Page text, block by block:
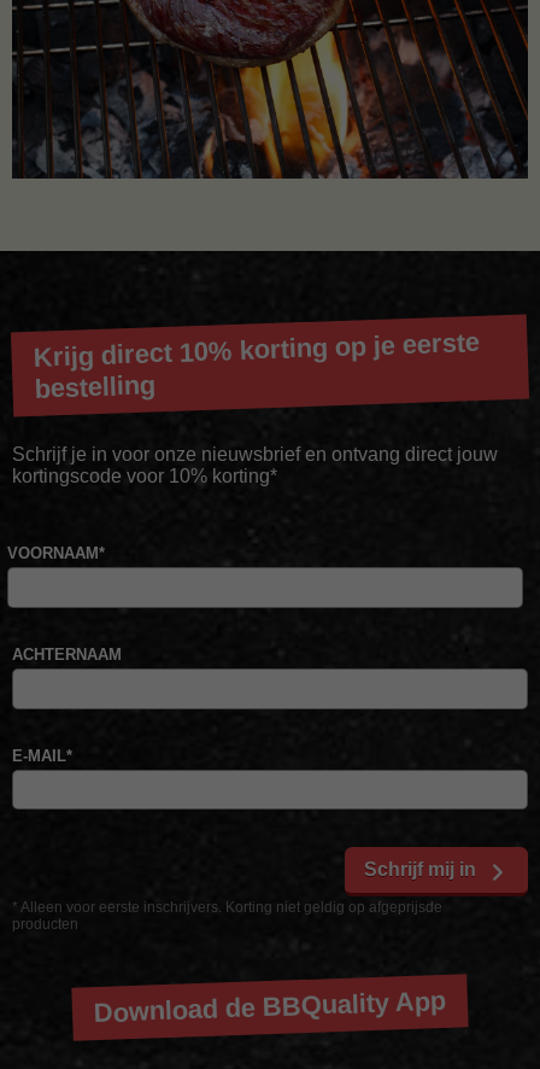
Krijg direct 10% korting op je eerste
bestelling
Schrijf je in voor onze nieuwsbrief en ontvang direct jouw
kortingscode voor 10% korting*
* Alleen voor eerste inschrijvers. Korting niet geldig op afgeprijsde
producten
VOORNAAM*
ACHTERNAAM
E-MAIL*
Schrijf mij in
Download de BBQuality App